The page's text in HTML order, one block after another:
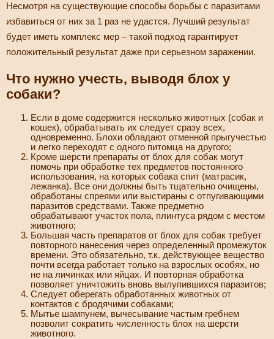
Несмотря на существующие способы борьбы с паразитами
избавиться от них за 1 раз не удастся. Лучший результат
будет иметь комплекс мер – такой подход гарантирует
положительный результат даже при серьезном заражении.
Что нужно учесть, выводя блох у
собаки?
Если в доме содержится несколько животных (собак и
кошек), обрабатывать их следует сразу всех,
одновременно. Блохи обладают отменной прыгучестью
и легко переходят с одного питомца на другого;
Кроме шерсти препараты от блох для собак могут
помочь при обработке тех предметов постоянного
использования, на которых собака спит (матрасик,
лежанка). Все они должны быть тщательно очищены,
обработаны спреями или выстираны с отпугивающими
паразитов средствами. Также предметно
обрабатывают участок пола, плинтуса рядом с местом
животного;
Большая часть препаратов от блох для собак требует
повторного нанесения через определенный промежуток
времени. Это обязательно, т.к. действующее вещество
почти всегда работает только на взрослых особях, но
не на личинках или яйцах. И повторная обработка
позволяет уничтожить вновь вылупившихся паразитов;
Следует оберегать обработанных животных от
контактов с бродячими собаками;
Мытье шампунем, вычесывание частым гребнем
позволит сократить численность блох на шерсти
животного.